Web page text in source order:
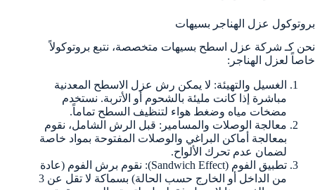
بروتوكول عزل الهناجر بسيهات
نحن كـ شركة عزل اسطح بسيهات متخصصة، نتبع بروتوكولاً
خاصاً لعزل الهناجر:
الغسيل والتهيئة: لا يمكن رش عزل الاسطح المعدنية
مباشرة إذا كانت مليئة بالشحوم أو الأتربة. نستخدم
مضخات مياه وضغط هواء لتنظيف السطح تماماً.
معالجة الوصلات والمسامير: قبل الرش الشامل، نقوم
بمعالجة أماكن البراغي والوصلات المفتوحة بمواد خاصة
لضمان عدم تحرك الألواح.
تطبيق الفوم (Sandwich Effect): نقوم برش الفوم (عادة
من الداخل أو الخارج حسب الحالة) بسماكة لا تقل عن 3